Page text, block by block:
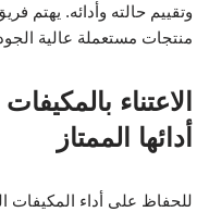
وتقييم حالته وأدائه. يهتم
منتجات مستعملة عالية
الاعتناء
أدائها الممتاز
للحفاظ على أداء المكيفات